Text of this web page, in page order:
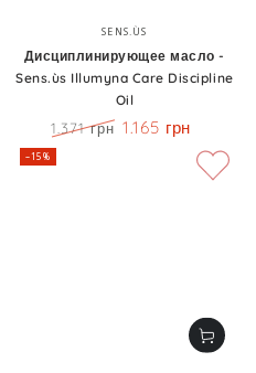
Бренд:
SENS.ÙS
Дисциплинирующее масло -
Sens.ùs Illumyna Care Discipline
Oil
Цена
1.371 грн 1.165 грн
–15%